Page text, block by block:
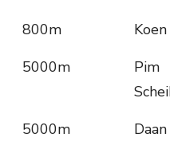
800m Koen
5000m
Pim
5000m